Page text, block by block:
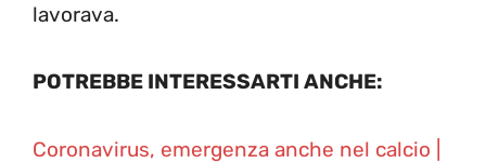
lavorava.
POTREBBE INTERESSARTI ANCHE:
Coronavirus, emergenza anche nel calcio |